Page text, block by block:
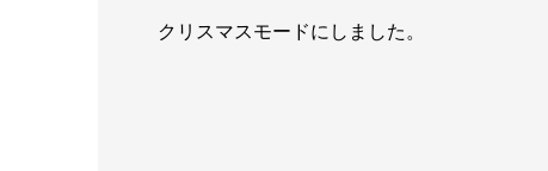
クリスマスモードにしました。